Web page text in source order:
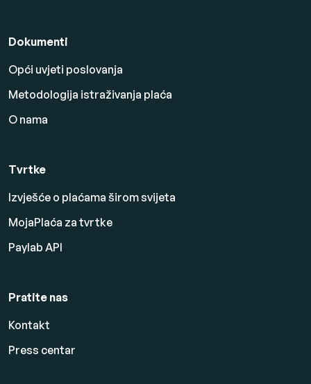
Dokumenti
Opći uvjeti poslovanja
Metodologija istraživanja plaća
O nama
Tvrtke
Izvješće o plaćama širom svijeta
MojaPlaća za tvrtke
Paylab API
Pratite nas
Kontakt
Press centar